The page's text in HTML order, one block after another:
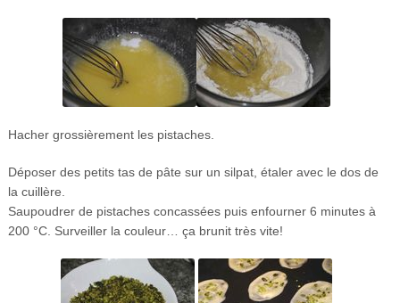
Hacher grossièrement les pistaches.
Déposer des petits tas de pâte sur un silpat, étaler avec le dos de
la cuillère.
Saupoudrer de pistaches concassées puis enfourner 6 minutes à
200 °C. Surveiller la couleur… ça brunit très vite!